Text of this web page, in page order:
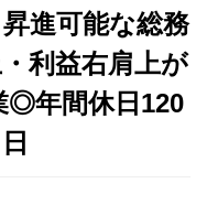
進可能な総務
利益右肩上が
◎年間休日120
日